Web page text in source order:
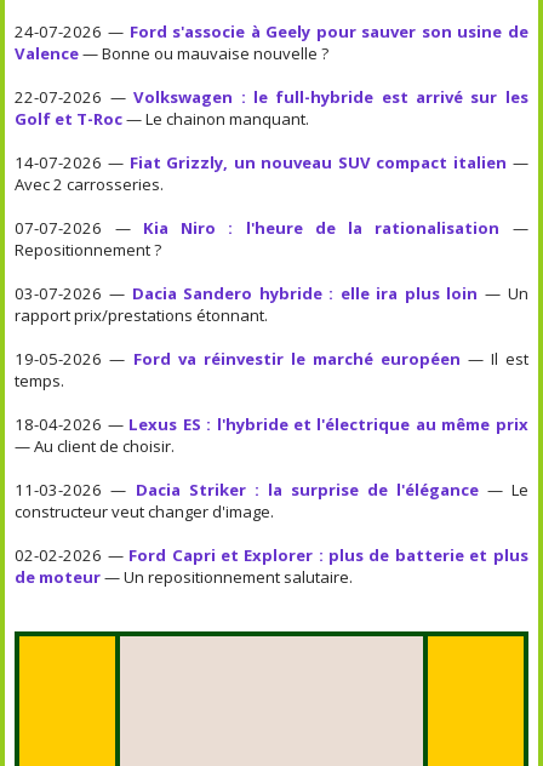
24-07-2026 — Ford s'associe à Geely pour sauver son usine de
Valence— Bonne ou mauvaise nouvelle ?
22-07-2026 —Volkswagen : le full-hybride est arrivé sur les
Golf et T-Roc— Le chainon manquant.
14-07-2026 — Fiat Grizzly, un nouveau SUV compact italien —
Avec 2 carrosseries.
07-07-2026 — Kia Niro : l'heure de la rationalisation —
Repositionnement ?
03-07-2026 — Dacia Sandero hybride : elle ira plus loin — Un
rapport prix/prestations étonnant.
19-05-2026 — Ford va réinvestir le marché européen — Il est
temps.
18-04-2026 — Lexus ES : l'hybride et l'électrique au même prix
— Au client de choisir.
11-03-2026 — Dacia Striker : la surprise de l'élégance— Le
constructeur veut changer d'image.
02-02-2026 — Ford Capri et Explorer : plus de batterie et plus
de moteur— Un repositionnement salutaire.